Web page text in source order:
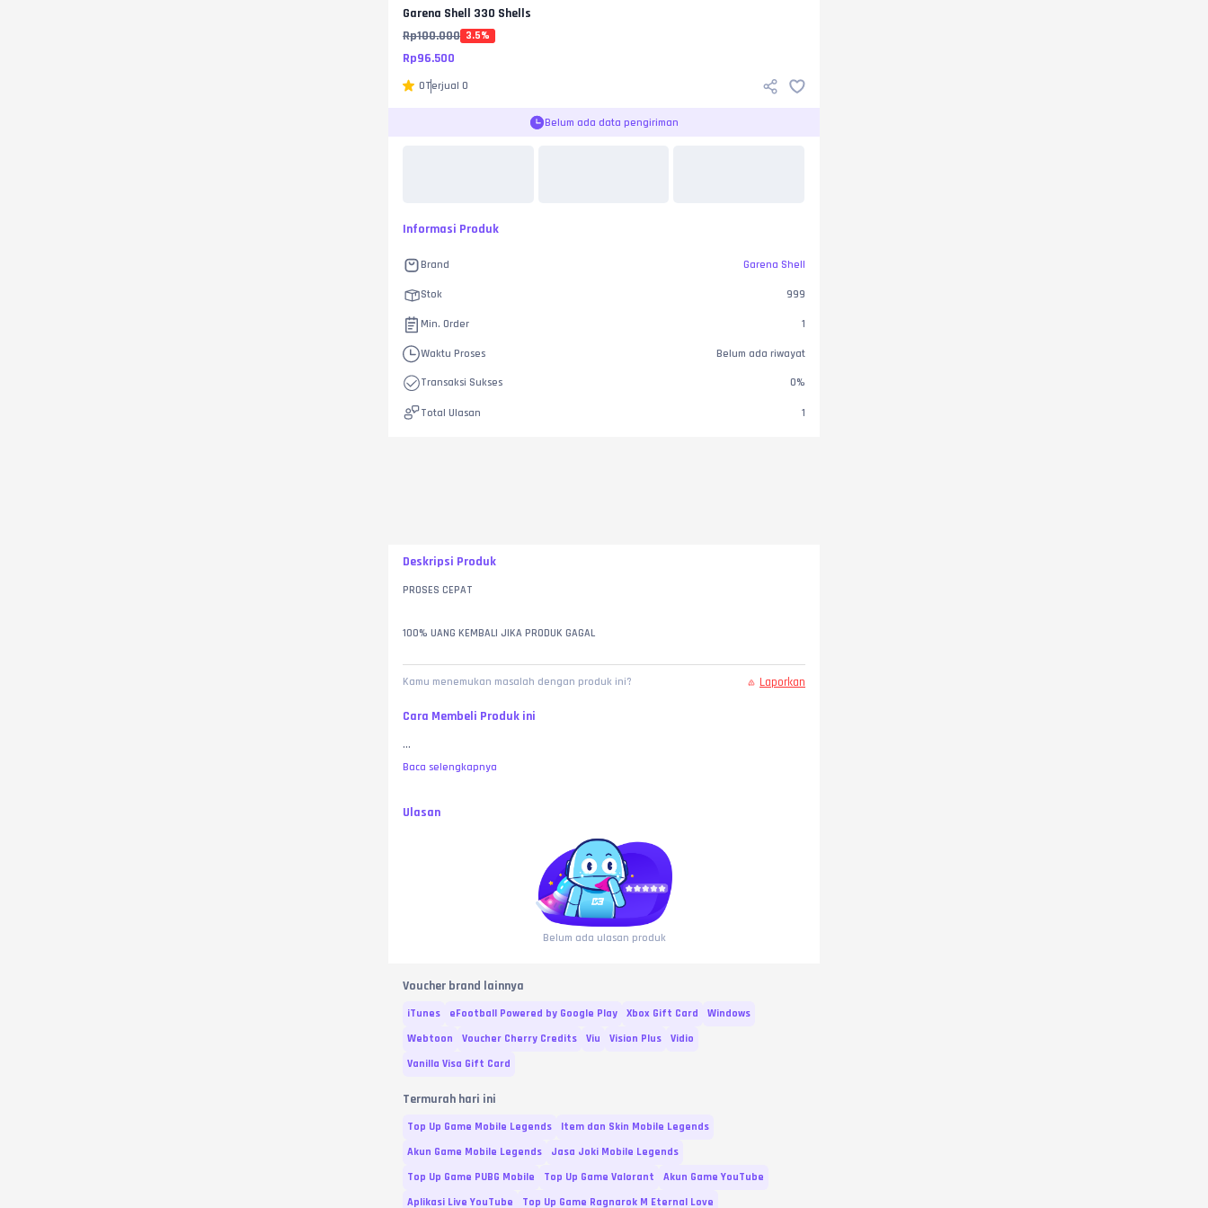
Garena Shell 330 Shells
Rp100.000 3.5%
Rp96.500
0Terjual 0
Belum ada data pengiriman
Informasi Produk
Brand Garena Shell
Stok 999
Min. Order 1
Waktu Proses Belum ada riwayat
Transaksi Sukses 0%
Total Ulasan 1
Deskripsi Produk
PROSES CEPAT
100% UANG KEMBALI JIKA PRODUK GAGAL
Kamu menemukan masalah dengan produk ini? Laporkan
Cara Membeli Produk ini
...
Baca selengkapnya
Ulasan
Belum ada ulasan produk
Voucher brand lainnya
iTunes eFootball Powered by Google Play Xbox Gift Card
Windows
Webtoon
Voucher Cherry Credits Viu Vision Plus
Vidio
Vanilla Visa Gift Card
Termurah hari ini
Top Up Game Mobile Legends
Item dan Skin Mobile Legends
Akun Game Mobile Legends
Jasa Joki Mobile Legends
Top Up Game PUBG Mobile
Top Up Game Valorant
Akun Game YouTube
Aplikasi Live YouTube
Top Up Game Ragnarok M Eternal Love